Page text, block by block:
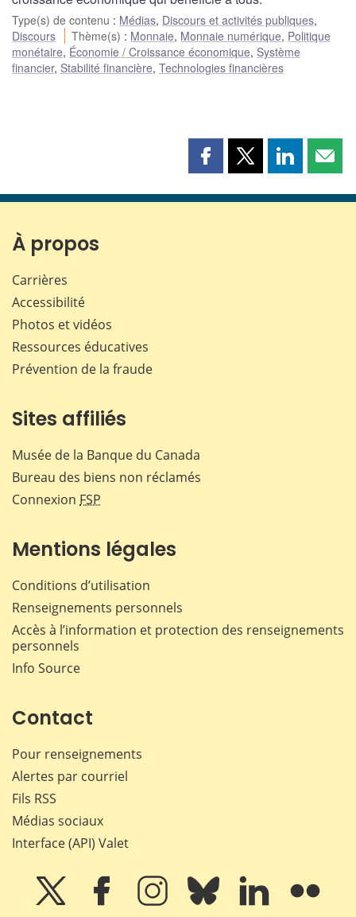
Type(s) de contenu : Médias, Discours et activités publiques,
Discours
Thème(s) : Monnaie, Monnaie numérique, Politique
monétaire, Économie / Croissance économique, Système
financier, Stabilité financière, Technologies financières
Partager
page
Partager
page
Partager
page page
À propos
Carrières
Accessibilité
Photos et vidéos
Ressources éducatives
Prévention de la fraude
Sites affiliés
Musée de la Banque du Canada
Bureau des biens non réclamés
Connexion FSP
Mentions légales
Conditions d’utilisation
Renseignements personnels
Accès à l’information et protection des renseignements
personnels
Info Source
Contact
Pour renseignements
Alertes par courriel
Fils RSS
Médias sociaux
Interface (API) Valet